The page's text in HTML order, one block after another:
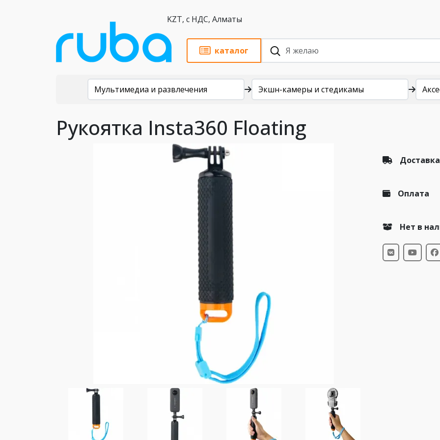
KZT, с НДС, Алматы
каталог
Каталог
Мультимедиа и развлечения Экшн-камеры и стедикамы
Рукоятка Insta360 Floating
Доставка
Оплата
Нет в